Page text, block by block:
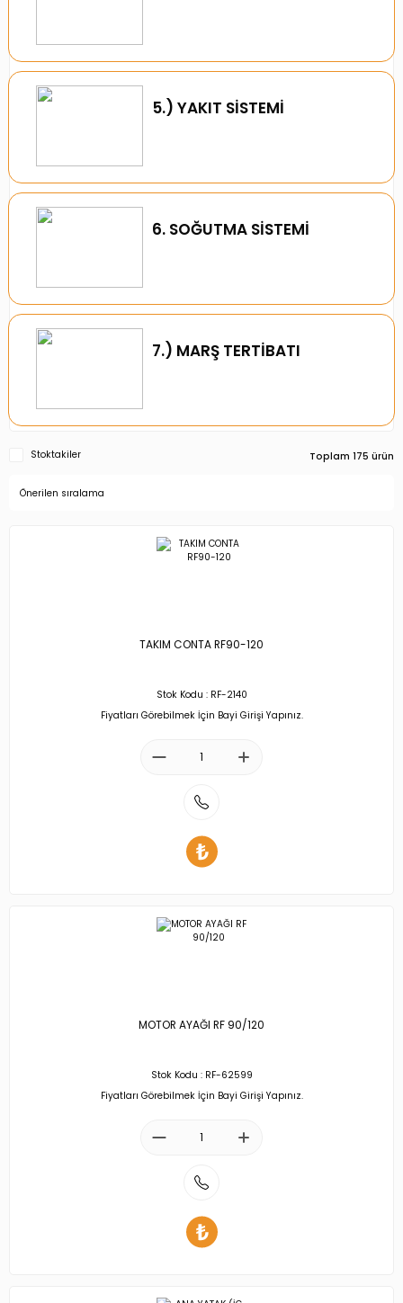
5.) YAKIT SİSTEMİ
6. SOĞUTMA SİSTEMİ
7.) MARŞ TERTİBATI
Stoktakiler Toplam 175 ürün
TAKIM CONTA RF90-120
Stok Kodu : RF-2140
Fiyatları Görebilmek İçin Bayi Girişi Yapınız.
MOTOR AYAĞI RF 90/120
Stok Kodu : RF-62599
Fiyatları Görebilmek İçin Bayi Girişi Yapınız.